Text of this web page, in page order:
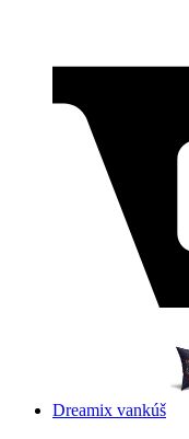
Dreamix vankúš